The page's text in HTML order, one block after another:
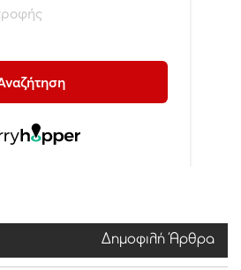
Δημοφιλή Άρθρα